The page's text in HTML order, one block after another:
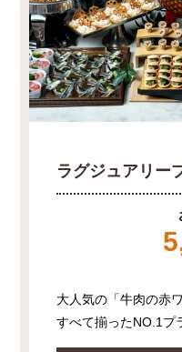
ラグジュアリー
大人気の「牛肉の赤
すべて揃ったNO.1プ